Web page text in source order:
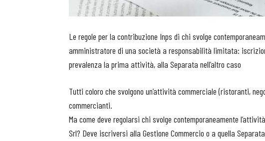
Le regole per la contribuzione Inps di chi svolge
amministratore di una società a responsabilità limitata:
prevalenza la prima attività, alla Separata nell’altro caso
Tutti coloro che svolgono un’attività commerciale (ristoranti,
commercianti.
Ma come deve regolarsi chi svolge contemporaneamente
Srl? Deve iscriversi alla Gestione Commercio o a quella